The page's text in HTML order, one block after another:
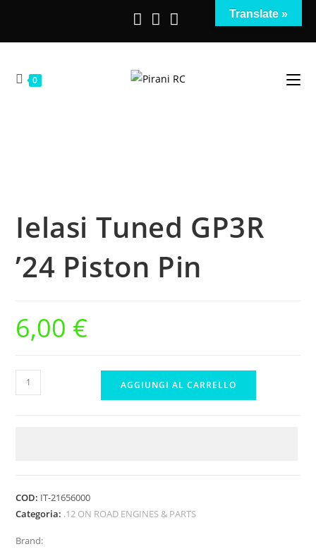
contenuto
0
Ielasi Tuned GP3R
’24 Piston Pin
6,00 €
Ielasi
Tuned
AGGIUNGI AL CARRELLO
COD: IT-21656000
Categoria: .12 ON ROAD ENGINES & PARTS
Brand:
Translate »